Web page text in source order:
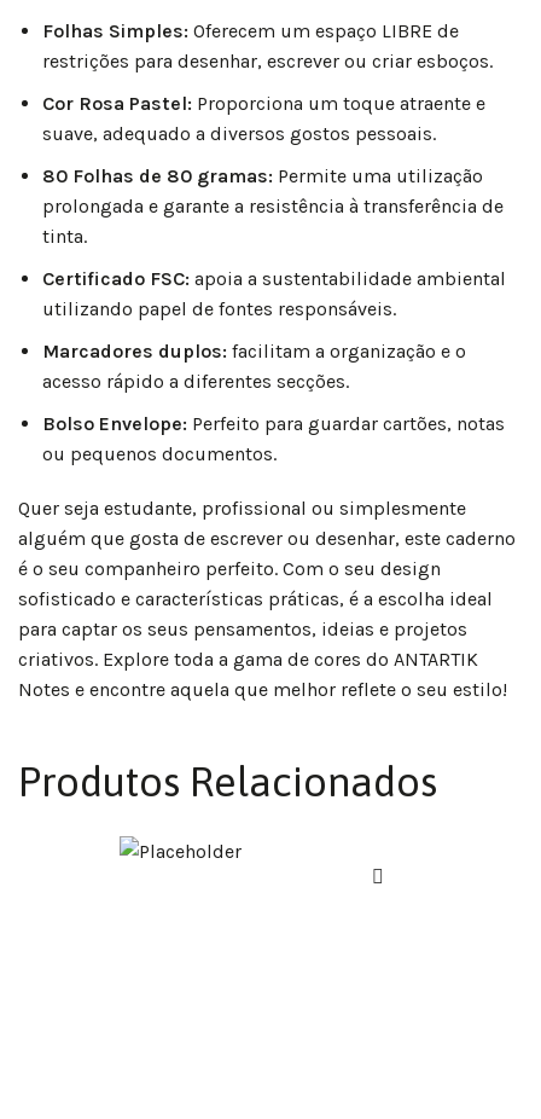
Folhas Simples: Oferecem um espaço LIBRE de
restrições para desenhar, escrever ou criar esboços.
Cor Rosa Pastel: Proporciona um toque atraente e
suave, adequado a diversos gostos pessoais.
80 Folhas de 80 gramas: Permite uma utilização
prolongada e garante a resistência à transferência de
tinta.
Certificado FSC: apoia a sustentabilidade ambiental
utilizando papel de fontes responsáveis.
Marcadores duplos: facilitam a organização e o
acesso rápido a diferentes secções.
Bolso Envelope: Perfeito para guardar cartões, notas
ou pequenos documentos.
Quer seja estudante, profissional ou simplesmente
alguém que gosta de escrever ou desenhar, este caderno
é o seu companheiro perfeito. Com o seu design
sofisticado e características práticas, é a escolha ideal
para captar os seus pensamentos, ideias e projetos
criativos. Explore toda a gama de cores do ANTARTIK
Notes e encontre aquela que melhor reflete o seu estilo!
Produtos Relacionados